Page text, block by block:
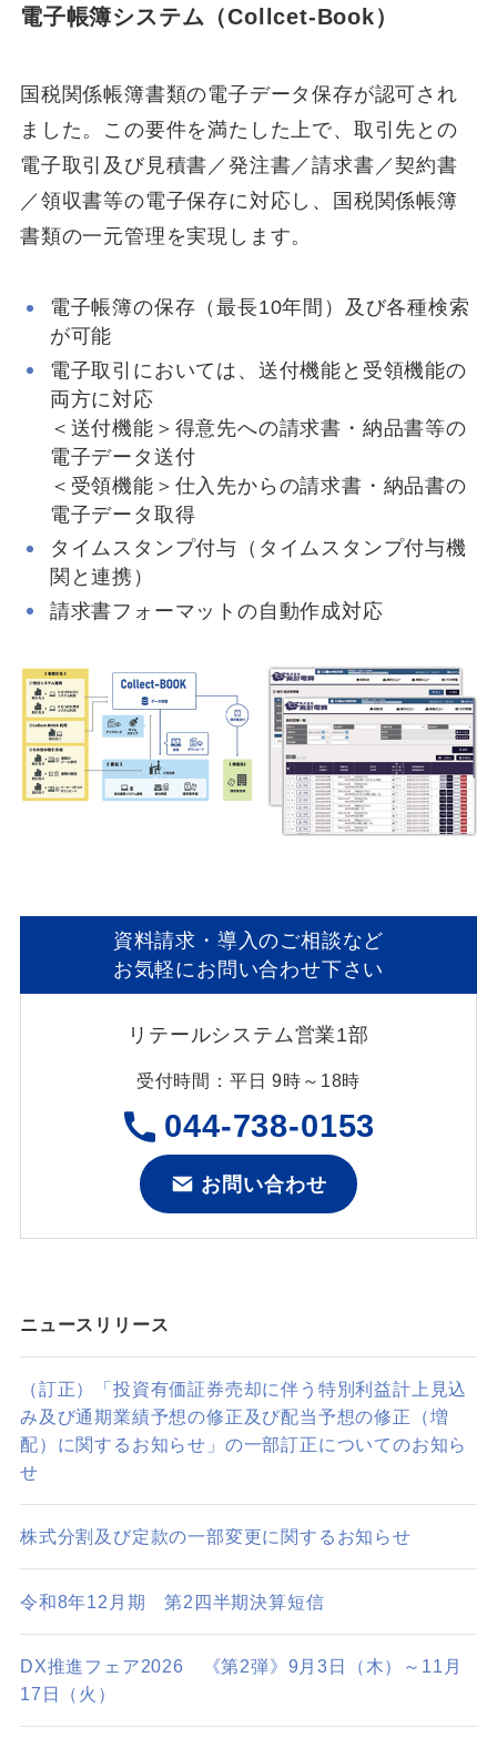
電子帳簿システム（Collcet-Book）
国税関係帳簿書類の電子データ保存が認可され
ました。この要件を満たした上で、取引先との
電子取引及び見積書／発注書／請求書／契約書
／領収書等の電子保存に対応し、国税関係帳簿
書類の一元管理を実現します。
電子帳簿の保存（最長10年間）及び各種検索
が可能
電子取引においては、送付機能と受領機能の
両方に対応
＜送付機能＞得意先への請求書・納品書等の
電子データ送付
＜受領機能＞仕入先からの請求書・納品書の
電子データ取得
タイムスタンプ付与（タイムスタンプ付与機
関と連携）
請求書フォーマットの自動作成対応
資料請求・導入のご相談など
お気軽にお問い合わせ下さい
リテールシステム営業1部
受付時間：平日 9時～18時
044-738-0153
お問い合わせ
ニュースリリース
（訂正）「投資有価証券売却に伴う特別利益計上見込
み及び通期業績予想の修正及び配当予想の修正（増
配）に関するお知らせ」の一部訂正についてのお知ら
せ
株式分割及び定款の一部変更に関するお知らせ
令和8年12月期 第2四半期決算短信
DX推進フェア2026 《第2弾》9月3日（木）～11月
17日（火）